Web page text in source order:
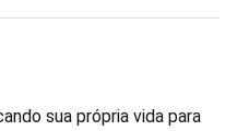
sua própria vida para